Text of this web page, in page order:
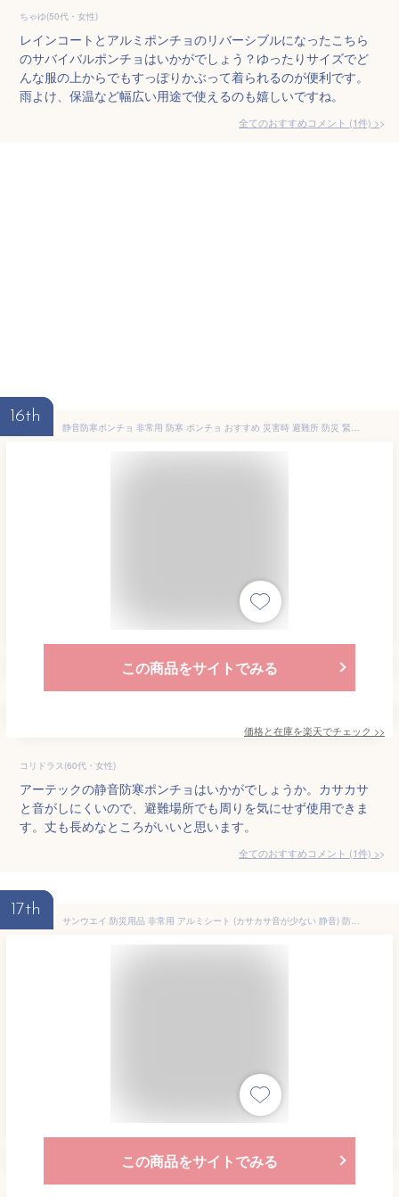
ちゃゆ(50代・女性)
レインコートとアルミポンチョのリバーシブルになったこちら
のサバイバルポンチョはいかがでしょう？ゆったりサイズでど
んな服の上からでもすっぽりかぶって着られるのが便利です。
雨よけ、保温など幅広い用途で使えるのも嬉しいですね。
全てのおすすめコメント (1件) >
16th
静音防寒ポンチョ 非常用 防寒 ポンチョ おすすめ 災害時 避難所 防災 緊急時 オレンジ
この商品をサイトでみる
価格と在庫を楽天でチェック >>
コリドラス(60代・女性)
アーテックの静音防寒ポンチョはいかがでしょうか。カサカサ
と音がしにくいので、避難場所でも周りを気にせず使用できま
す。丈も長めなところがいいと思います。
全てのおすすめコメント (1件) >
17th
サンウエイ 防災用品 非常用 アルミシート (カサカサ音が少ない 静音) 防水 携帯 ポーチ入 オレンジ ポンチョ タイプ ST-53
この商品をサイトでみる